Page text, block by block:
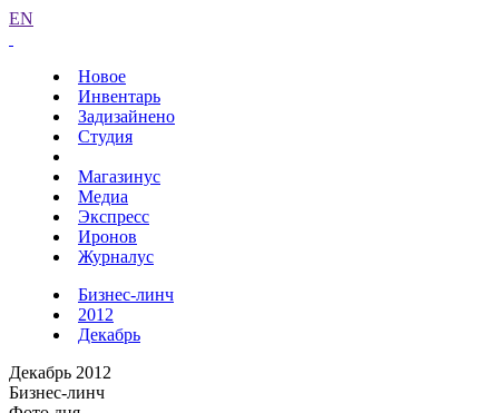
EN
Новое
Инвентарь
Задизайнено
Студия
Магазинус
Медиа
Экспресс
Иронов
Журналус
Бизнес-линч
2012
Декабрь
Декабрь 2012
Бизнес-линч